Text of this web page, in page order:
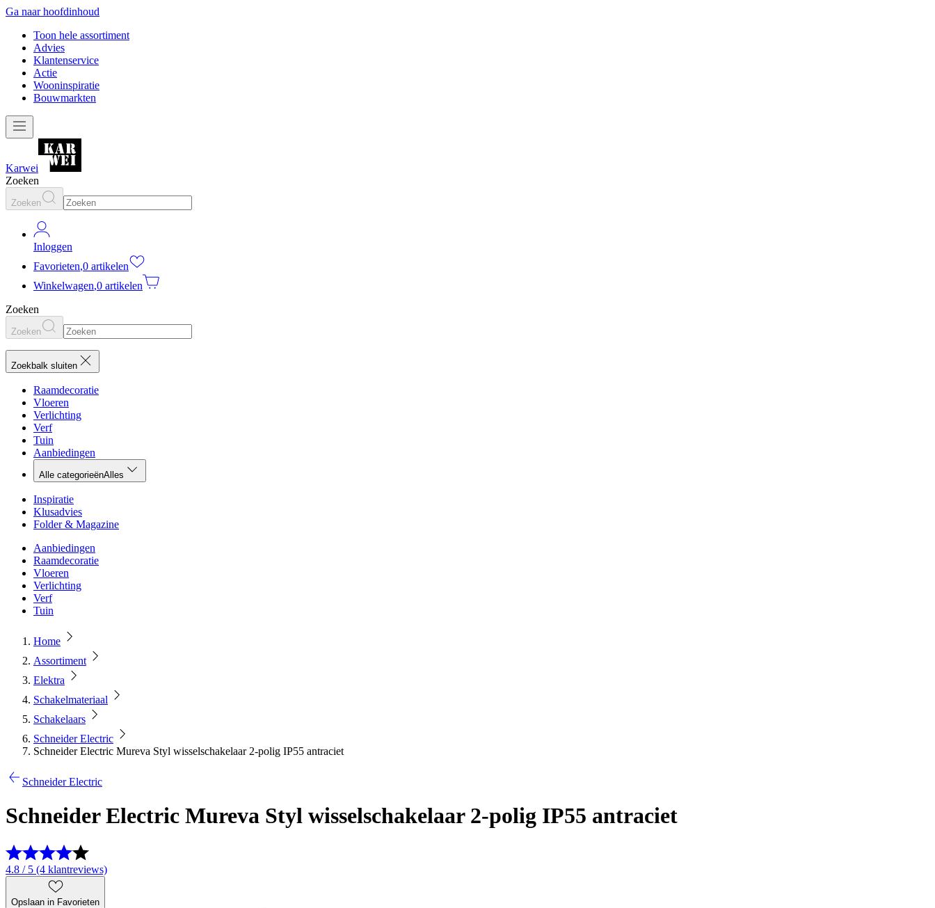
Ga naar hoofdinhoud
Toon hele assortiment
Advies
Klantenservice
Actie
Wooninspiratie
Bouwmarkten
Karwei
Zoeken
Zoeken
Inloggen
Favorieten,0 artikelen
Winkelwagen,0 artikelen
Zoeken
Zoeken
Zoekbalk sluiten
Raamdecoratie
Vloeren
Verlichting
Verf
Tuin
Aanbiedingen
Alle categorieënAlles
Inspiratie
Klusadvies
Folder & Magazine
Aanbiedingen
Raamdecoratie
Vloeren
Verlichting
Verf
Tuin
Home
Assortiment
Elektra
Schakelmateriaal
Schakelaars
Schneider Electric
Schneider Electric Mureva Styl wisselschakelaar 2-polig IP55 antraciet
Schneider Electric
Schneider Electric Mureva Styl wisselschakelaar 2-polig IP55 antraciet
4.8 / 5 (4 klantreviews)
Opslaan in Favorieten